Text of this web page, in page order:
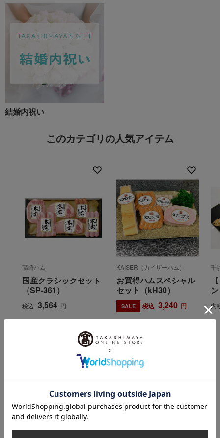
結婚内祝い
このカテゴリの人気アイテム
高崎ハム
国産クラシックセット
（SP-361）
税込 3,564 円
KAISER（カイザーハム）
お買得ハムスペシャル
セット（kH30）
SALE 税込 3,240 円
千
内
INFORMATION
大切なお知らせ
2026年07月29日
ご案内 お届け遅延のお知らせ
2025年10月03日